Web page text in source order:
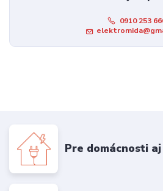
0910 253
Pre domácnosti